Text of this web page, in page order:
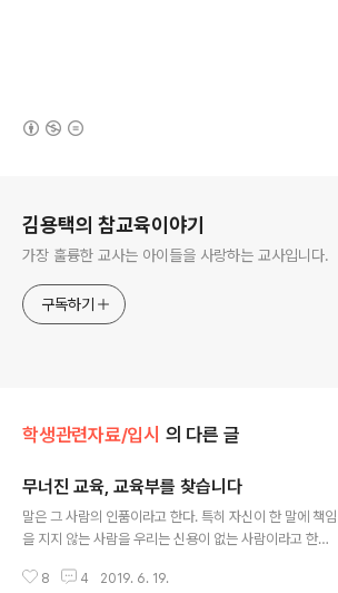
김용택의 참교육이야기
가장 훌륭한 교사는 아이들을 사랑하는 교사입니다.
구독하기
학생관련자료/입시 의 다른 글
무너진 교육, 교육부를 찾습니다
말은 그 사람의 인품이라고 한다. 특히 자신이 한 말에 책임
을 지지 않는 사람을 우리는 신용이 없는 사람이라고 한다.
는 대통령이 국민들에게 한 약속을 지키는가 여부는 대통
8 4 2019. 6. 19.